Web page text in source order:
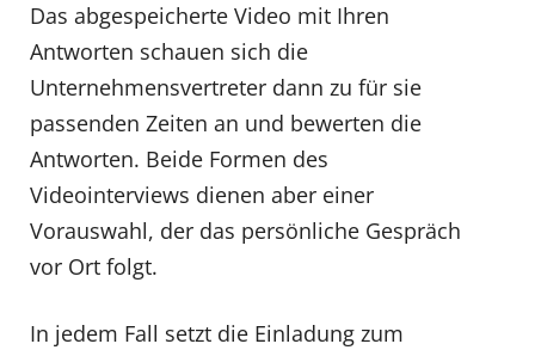
Das abgespeicherte Video mit Ihren
Antworten schauen sich die
Unternehmensvertreter dann zu für sie
passenden Zeiten an und bewerten die
Antworten. Beide Formen des
Videointerviews dienen aber einer
Vorauswahl, der das persönliche Gespräch
vor Ort folgt.
In jedem Fall setzt die Einladung zum